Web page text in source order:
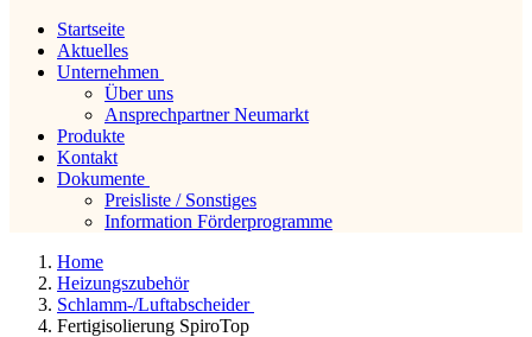
Startseite
Aktuelles
Unternehmen
Über uns
Ansprechpartner Neumarkt
Produkte
Kontakt
Dokumente
Preisliste / Sonstiges
Information Förderprogramme
Home
Heizungszubehör
Schlamm-/Luftabscheider
Fertigisolierung SpiroTop